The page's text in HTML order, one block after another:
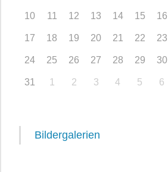
10 11 12 13 14 15 16
17 18 19 20 21 22 23
24 25 26 27 28 29 30
31 1 2 3 4 5 6
Bildergalerien